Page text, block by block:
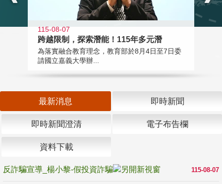
115-08-07
跨越限制，探索潛能！115年多元潛
為落實融合教育理念，教育部於8月4日至7日委
請國立嘉義大學辦...
最新消息 即時新聞
即時新聞澄清 電子布告欄
資料下載
115-08-07
反詐騙宣導_楊小黎-假投資詐騙